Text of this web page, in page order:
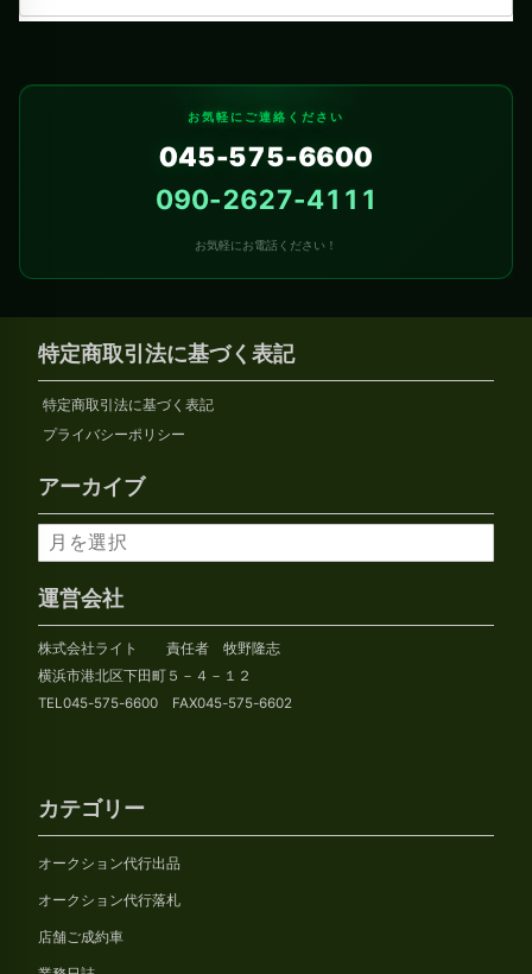
お気軽にご連絡ください
045-575-6600
090-2627-4111
お気軽にお電話ください！
特定商取引法に基づく表記
特定商取引法に基づく表記
プライバシーポリシー
アーカイブ
ア
ー
カ
イ
ブ
運営会社
株式会社ライト 責任者 牧野隆志
横浜市港北区下田町５－４－１２
TEL045-575-6600 FAX045-575-6602
カテゴリー
オークション代行出品
オークション代行落札
店舗ご成約車